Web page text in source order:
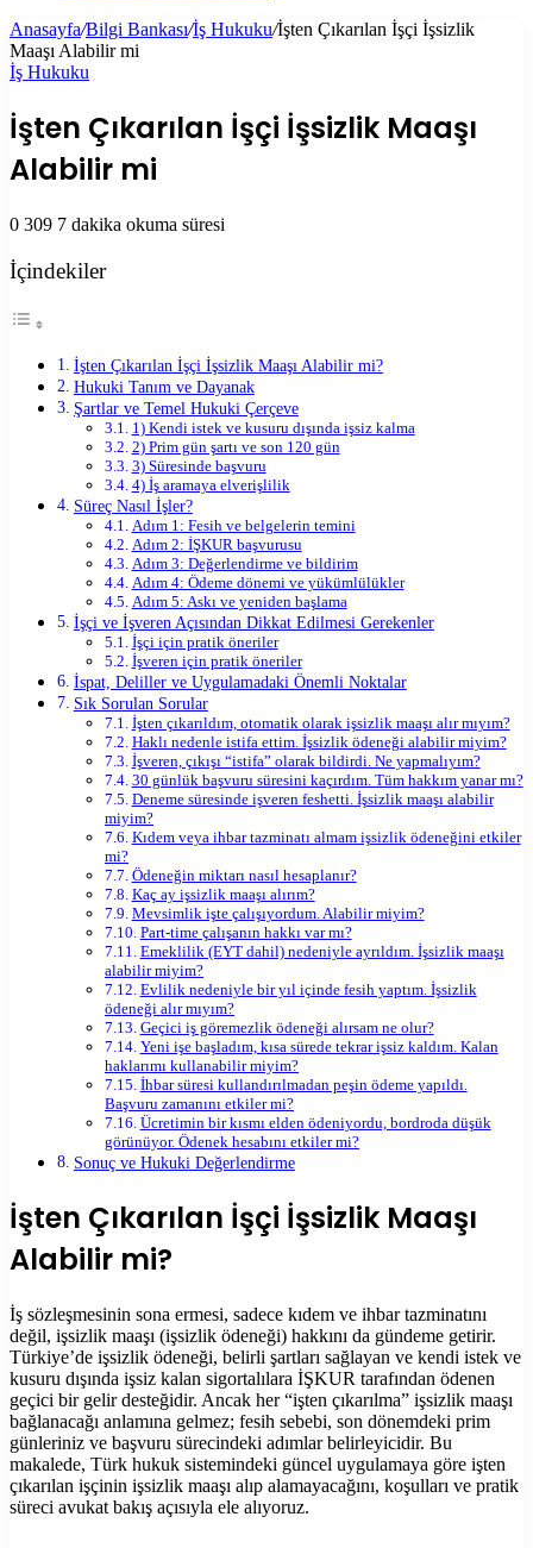
Anasayfa/Bilgi Bankası/İş Hukuku/İşten Çıkarılan İşçi İşsizlik
Maaşı Alabilir mi
İş Hukuku
İşten Çıkarılan İşçi İşsizlik Maaşı
Alabilir mi
0 309 7 dakika okuma süresi
İçindekiler
İşten Çıkarılan İşçi İşsizlik Maaşı Alabilir mi?
Hukuki Tanım ve Dayanak
Şartlar ve Temel Hukuki Çerçeve
1) Kendi istek ve kusuru dışında işsiz kalma
2) Prim gün şartı ve son 120 gün
3) Süresinde başvuru
4) İş aramaya elverişlilik
Süreç Nasıl İşler?
Adım 1: Fesih ve belgelerin temini
Adım 2: İŞKUR başvurusu
Adım 3: Değerlendirme ve bildirim
Adım 4: Ödeme dönemi ve yükümlülükler
Adım 5: Askı ve yeniden başlama
İşçi ve İşveren Açısından Dikkat Edilmesi Gerekenler
İşçi için pratik öneriler
İşveren için pratik öneriler
İspat, Deliller ve Uygulamadaki Önemli Noktalar
Sık Sorulan Sorular
İşten çıkarıldım, otomatik olarak işsizlik maaşı alır mıyım?
Haklı nedenle istifa ettim. İşsizlik ödeneği alabilir miyim?
İşveren, çıkışı “istifa” olarak bildirdi. Ne yapmalıyım?
30 günlük başvuru süresini kaçırdım. Tüm hakkım yanar mı?
Deneme süresinde işveren feshetti. İşsizlik maaşı alabilir
miyim?
Kıdem veya ihbar tazminatı almam işsizlik ödeneğini etkiler
mi?
Ödeneğin miktarı nasıl hesaplanır?
Kaç ay işsizlik maaşı alırım?
Mevsimlik işte çalışıyordum. Alabilir miyim?
Part-time çalışanın hakkı var mı?
Emeklilik (EYT dahil) nedeniyle ayrıldım. İşsizlik maaşı
alabilir miyim?
Evlilik nedeniyle bir yıl içinde fesih yaptım. İşsizlik
ödeneği alır mıyım?
Geçici iş göremezlik ödeneği alırsam ne olur?
Yeni işe başladım, kısa sürede tekrar işsiz kaldım. Kalan
haklarımı kullanabilir miyim?
İhbar süresi kullandırılmadan peşin ödeme yapıldı.
Başvuru zamanını etkiler mi?
Ücretimin bir kısmı elden ödeniyordu, bordroda düşük
görünüyor. Ödenek hesabını etkiler mi?
Sonuç ve Hukuki Değerlendirme
İşten Çıkarılan İşçi İşsizlik Maaşı
Alabilir mi?
İş sözleşmesinin sona ermesi, sadece kıdem ve ihbar tazminatını
değil, işsizlik maaşı (işsizlik ödeneği) hakkını da gündeme getirir.
Türkiye’de işsizlik ödeneği, belirli şartları sağlayan ve kendi istek ve
kusuru dışında işsiz kalan sigortalılara İŞKUR tarafından ödenen
geçici bir gelir desteğidir. Ancak her “işten çıkarılma” işsizlik maaşı
bağlanacağı anlamına gelmez; fesih sebebi, son dönemdeki prim
günleriniz ve başvuru sürecindeki adımlar belirleyicidir. Bu
makalede, Türk hukuk sistemindeki güncel uygulamaya göre işten
çıkarılan işçinin işsizlik maaşı alıp alamayacağını, koşulları ve pratik
süreci avukat bakış açısıyla ele alıyoruz.